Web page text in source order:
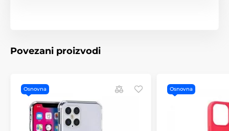
Povezani proizvodi
Osnovna Osnovna